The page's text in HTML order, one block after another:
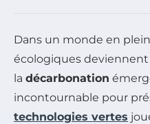
Dans un monde en
écologiques
la décarbonation
incontournable pour
technologies vertes